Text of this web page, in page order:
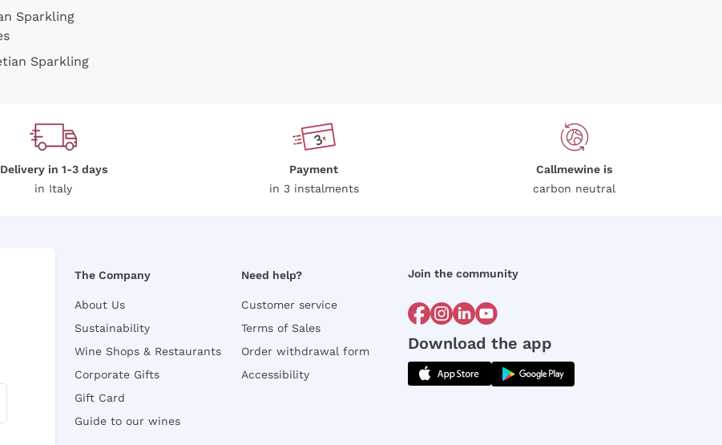
Sparkling
Sparkling
Delivery in 1-3 days
in Italy
Payment
in 3 instalments
Callmewine is
carbon neutral
The Company
About Us
Sustainability
Wine Shops & Restaurants
Corporate Gifts
Gift Card
Guide to our wines
Need help?
Customer service
Terms of Sales
Order withdrawal form
Accessibility
Join the community
Download the app